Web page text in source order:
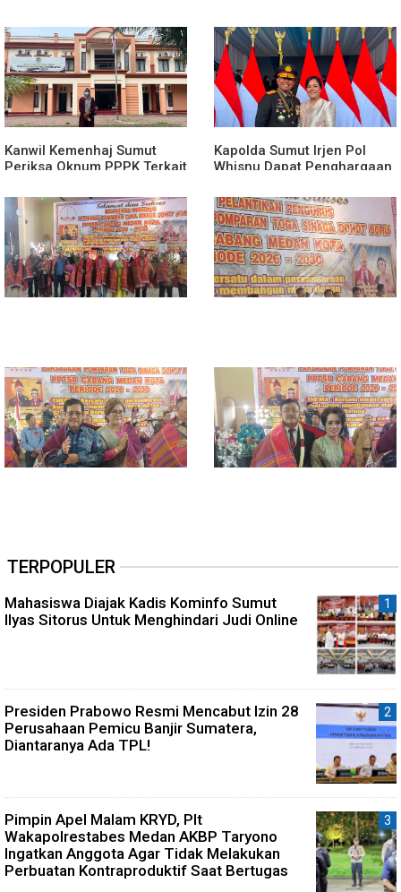
Kanwil Kemenhaj Sumut
Periksa Oknum PPPK Terkait
Magang Di Kantor Kemenhaj
Palas
Kapolda Sumut Irjen Pol
Whisnu Dapat Penghargaan
Prabowo Subianto
TERPOPULER
Mahasiswa Diajak Kadis Kominfo Sumut
Ilyas Sitorus Untuk Menghindari Judi Online
Presiden Prabowo Resmi Mencabut Izin 28
Perusahaan Pemicu Banjir Sumatera,
Diantaranya Ada TPL!
Pimpin Apel Malam KRYD, Plt
Wakapolrestabes Medan AKBP Taryono
Ingatkan Anggota Agar Tidak Melakukan
Perbuatan Kontraproduktif Saat Bertugas